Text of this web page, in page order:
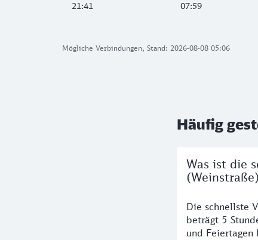
Mögliche Verbindungen, Stand: 2026-08-08 05:06
21:41
07:59
Häufig
Was ist die
Die schnellste
beträgt 5
und Feiertagen